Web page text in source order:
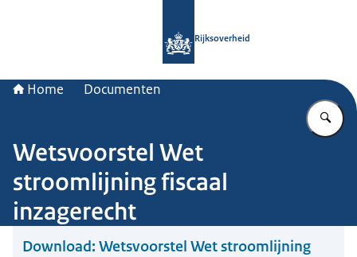
Rijksoverheid
Home Documenten
Wetsvoorstel Wet
stroomlijning fiscaal
inzagerecht
Download: Wetsvoorstel Wet stroomlijning